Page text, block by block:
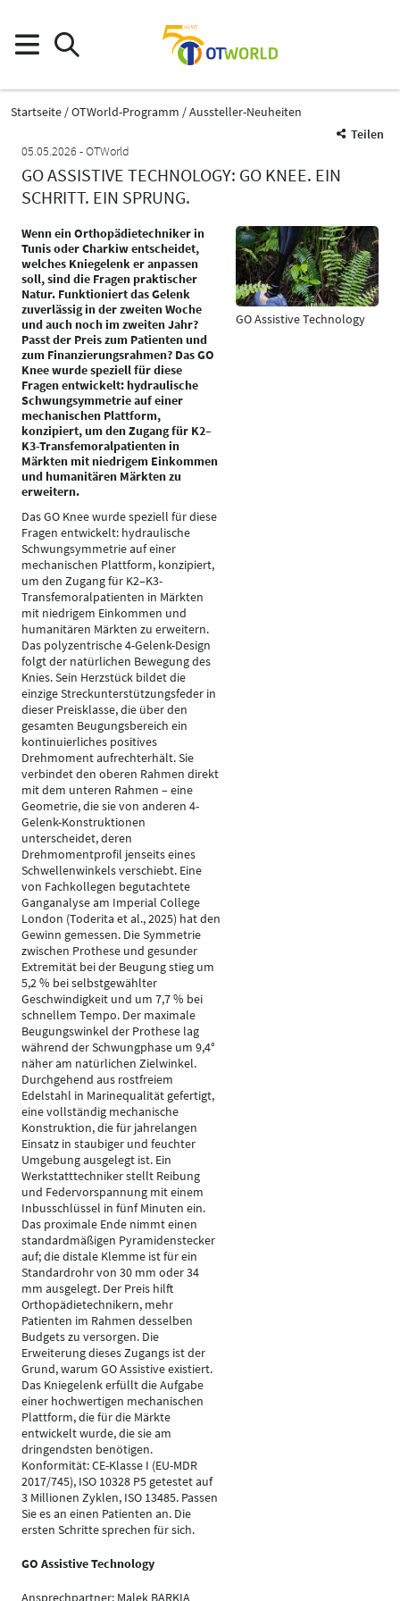
Startseite OTWorld-Programm
Aussteller-Neuheiten
Teilen
05.05.2026
OTWorld
GO ASSISTIVE TECHNOLOGY: GO KNEE. EIN
SCHRITT. EIN SPRUNG.
Wenn ein Orthopädietechniker in
Tunis oder Charkiw entscheidet,
welches Kniegelenk er anpassen
soll, sind die Fragen praktischer
Natur. Funktioniert das Gelenk
zuverlässig in der zweiten Woche
und auch noch im zweiten Jahr?
Passt der Preis zum Patienten und
zum Finanzierungsrahmen? Das GO
Knee wurde speziell für diese
Fragen entwickelt: hydraulische
Schwungsymmetrie auf einer
mechanischen Plattform,
konzipiert, um den Zugang für K2–
K3-Transfemoralpatienten in
Märkten mit niedrigem Einkommen
und humanitären Märkten zu
erweitern.
Das GO Knee wurde speziell für diese
Fragen entwickelt: hydraulische
Schwungsymmetrie auf einer
mechanischen Plattform, konzipiert,
um den Zugang für K2–K3-
Transfemoralpatienten in Märkten
mit niedrigem Einkommen und
humanitären Märkten zu erweitern.
Das polyzentrische 4-Gelenk-Design
folgt der natürlichen Bewegung des
Knies. Sein Herzstück bildet die
einzige Streckunterstützungsfeder in
dieser Preisklasse, die über den
gesamten Beugungsbereich ein
kontinuierliches positives
Drehmoment aufrechterhält. Sie
verbindet den oberen Rahmen direkt
mit dem unteren Rahmen – eine
Geometrie, die sie von anderen 4-
Gelenk-Konstruktionen
unterscheidet, deren
Drehmomentprofil jenseits eines
Schwellenwinkels verschiebt. Eine
von Fachkollegen begutachtete
Ganganalyse am Imperial College
London (Toderita et al., 2025) hat den
Gewinn gemessen. Die Symmetrie
zwischen Prothese und gesunder
Extremität bei der Beugung stieg um
5,2 % bei selbstgewählter
Geschwindigkeit und um 7,7 % bei
schnellem Tempo. Der maximale
Beugungswinkel der Prothese lag
während der Schwungphase um 9,4°
näher am natürlichen Zielwinkel.
Durchgehend aus rostfreiem
Edelstahl in Marinequalität gefertigt,
eine vollständig mechanische
Konstruktion, die für jahrelangen
Einsatz in staubiger und feuchter
Umgebung ausgelegt ist. Ein
Werkstatttechniker stellt Reibung
und Federvorspannung mit einem
Inbusschlüssel in fünf Minuten ein.
Das proximale Ende nimmt einen
standardmäßigen Pyramidenstecker
auf; die distale Klemme ist für ein
Standardrohr von 30 mm oder 34
mm ausgelegt. Der Preis hilft
Orthopädietechnikern, mehr
Patienten im Rahmen desselben
Budgets zu versorgen. Die
Erweiterung dieses Zugangs ist der
Grund, warum GO Assistive existiert.
Das Kniegelenk erfüllt die Aufgabe
einer hochwertigen mechanischen
Plattform, die für die Märkte
entwickelt wurde, die sie am
dringendsten benötigen.
Konformität: CE-Klasse I (EU-MDR
2017/745), ISO 10328 P5 getestet auf
3 Millionen Zyklen, ISO 13485. Passen
Sie es an einen Patienten an. Die
ersten Schritte sprechen für sich.
GO Assistive Technology
Ansprechpartner: Malek BARKIA
GO Assistive Technology